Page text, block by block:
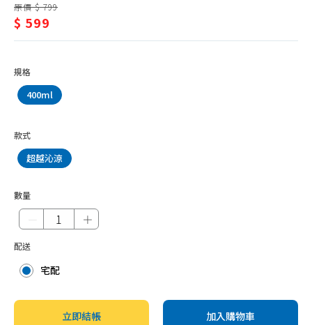
原價 $ 799
$ 599
規格
400ml
款式
超越沁涼
數量
＋
配送
宅配
立即結帳 加入購物車